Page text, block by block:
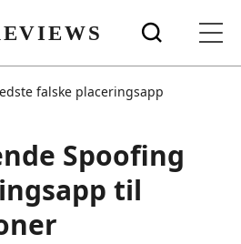
falske placeringsapp
Spoofing
til